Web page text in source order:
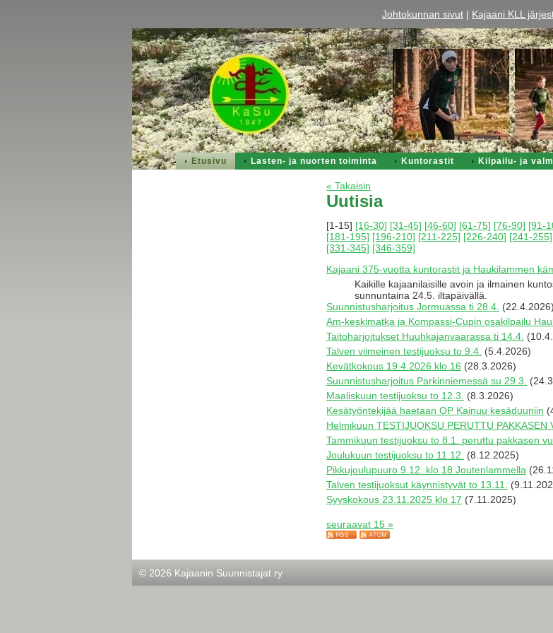
Johtokunnan sivut | Kajaani KLL
Etusivu Lasten- ja nuorten toiminta Kuntorastit Kilpailu- ja
« Takaisin
Uutisia
[1-15] [16-30] [31-45] [46-60] [61-75] [76-90] [91-
[181-195] [196-210] [211-225] [226-240] [241-255]
[331-345] [346-359]
Kajaani 375-vuotta kuntorastit ja Haukilammen
Kaikille kajaanilaisille avoin ja ilmainen
sunnuntaina 24.5. iltapäivällä.
Suunnistusharjoitus Jormuassa ti 28.4. (22.4.2026)
Am-keskimatka ja Kompassi-Cupin osakilpailu
Taitoharjoitukset Huuhkajanvaarassa ti 14.4.
Talven viimeinen testijuoksu to 9.4. (5.4.2026)
Kevätkokous 19.4.2026 klo 16 (28.3.2026)
Suunnistusharjoitus Parkinniemessä su 29.3.
Maaliskuun testijuoksu to 12.3.
(8.3.2026)
Kesätyöntekijää haetaan OP Kainuu kesäduuniin
Helmikuun TESTIJUOKSU PERUTTU PAKKASEN
Tammikuun testijuoksu to 8.1. peruttu pakkasen
Joulukuun testijuoksu to 11.12.
(8.12.2025)
Pikkujoulupuuro 9.12. klo 18 Joutenlammella
Talven testijuoksut käynnistyvät to 13.11.
Syyskokous 23.11.2025 klo 17 (7.11.2025)
seuraavat 15 »
© 2026 Kajaanin Suunnistajat ry